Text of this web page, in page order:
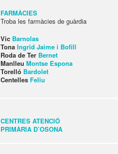
FARMÀCIES
Troba les farmàcies de guàrdia
Vic Barnolas
Tona Ingrid Jaime i Bofill
Roda de Ter Bernet
Manlleu Montse Espona
Torelló Bardolet
Centelles Feliu
CENTRES ATENCIÓ
PRIMÀRIA D’OSONA